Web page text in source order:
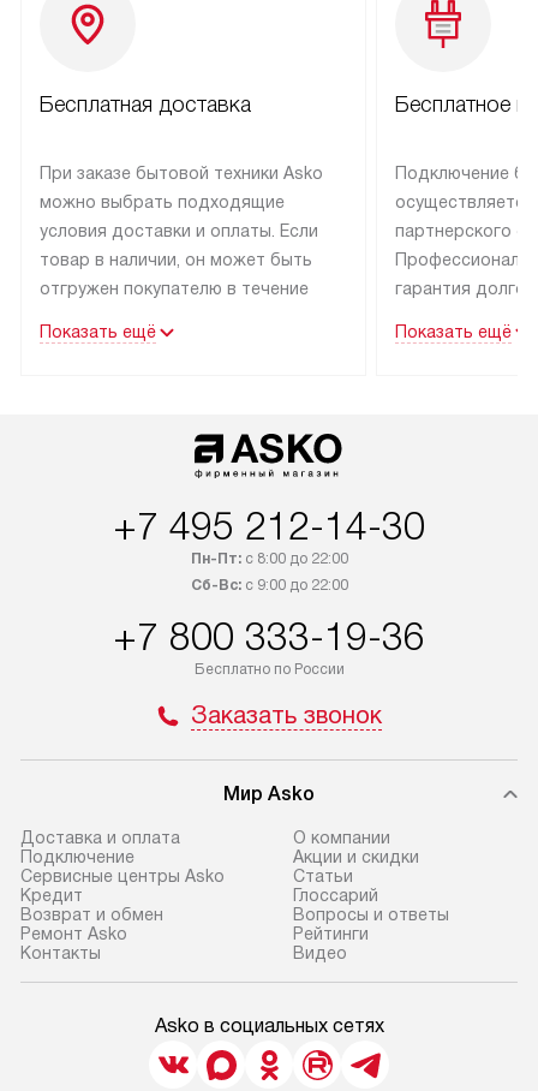
Бесплатная доставка
При заказе бытовой техники Asko
можно выбрать подходящие
условия доставки и оплаты. Если
товар в наличии, он может быть
отгружен покупателю в течение
оплачивается дополнительно.
Возможна доставка товаров
Показать ещё
Бесплатное
Подключение
партнерского
гарантия
Показать ещё
+7 495 212-14-30
Пн-Пт:с 8:00 до 22:00
Сб-Вс:с 9:00 до 22:00
+7 800 333-19-36
Бесплатно по России
Заказать звонок
Мир Asko
Доставка и оплата
Подключение
Сервисные центры Asko
Кредит
Возврат и обмен
Ремонт Asko
Контакты
О компании
Акции и скидки
Статьи
Глоссарий
Вопросы и ответы
Рейтинги
Видео
Asko в социальных сетях